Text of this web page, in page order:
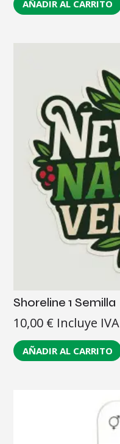
AÑADIR AL CARRITO
Shoreline 1 Semilla
10,00 € Incluye IVA
AÑADIR AL CARRITO